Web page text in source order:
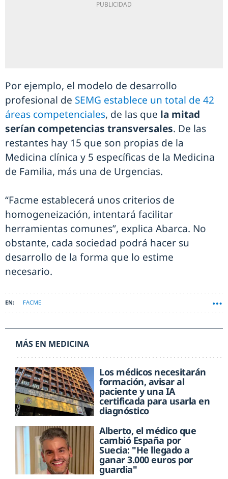
Por ejemplo, el modelo de desarrollo
profesional de SEMG establece un total de 42
áreas competenciales, de las que la mitad
serían competencias transversales. De las
restantes hay 15 que son propias de la
Medicina clínica y 5 específicas de la Medicina
de Familia, más una de Urgencias.
“Facme establecerá unos criterios de
homogeneización, intentará facilitar
herramientas comunes”, explica Abarca. No
obstante, cada sociedad podrá hacer su
desarrollo de la forma que lo estime
necesario.
FACME
MÁS EN MEDICINA
Los médicos necesitarán
formación, avisar al
paciente y una IA
certificada para usarla en
diagnóstico
Alberto, el médico que
cambió España por
Suecia: "He llegado a
ganar 3.000 euros por
guardia"